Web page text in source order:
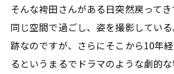
そんな袴田さんがある日突然戻って
同じ空間で過ごし、姿を撮影してい
跡なのですが、さらにそこから10年
るというまるでドラマのような劇的